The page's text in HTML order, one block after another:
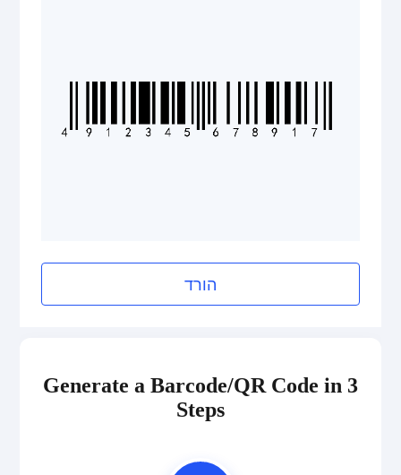
הורד
Generate a Barcode/QR Code in 3
Steps